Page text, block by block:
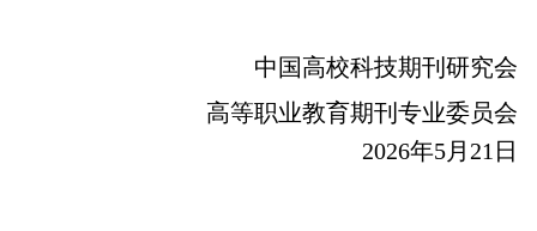
中国高校科技期刊研究会
高等职业教育期刊专业委员会
2026年5月21日